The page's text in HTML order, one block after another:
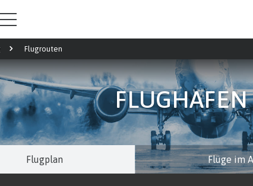
Flugrouten
Flugplan Flüge im